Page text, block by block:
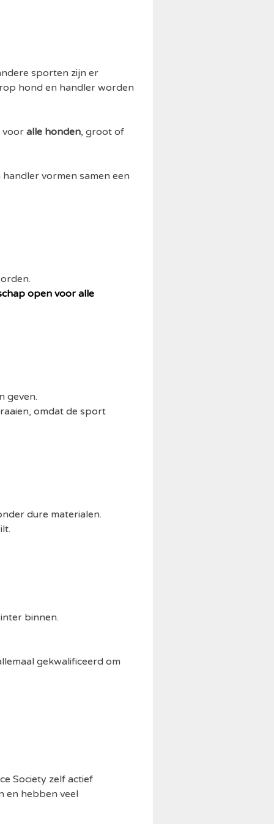
sporten zijn er
hond en handler worden
vooralle honden, groot of
vormen samen een
open voor alle
geven.
omdat de sport
dure materialen.
binnen.
gekwalificeerd om
Society zelf actief
en hebben veel